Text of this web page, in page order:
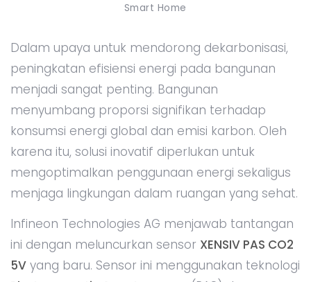
Smart Home
Dalam upaya untuk mendorong dekarbonisasi,
peningkatan efisiensi energi pada bangunan
menjadi sangat penting. Bangunan
menyumbang proporsi signifikan terhadap
konsumsi energi global dan emisi karbon. Oleh
karena itu, solusi inovatif diperlukan untuk
mengoptimalkan penggunaan energi sekaligus
menjaga lingkungan dalam ruangan yang sehat.
Infineon Technologies AG menjawab tantangan
ini dengan meluncurkan sensor XENSIV PAS CO2
5V yang baru. Sensor ini menggunakan teknologi